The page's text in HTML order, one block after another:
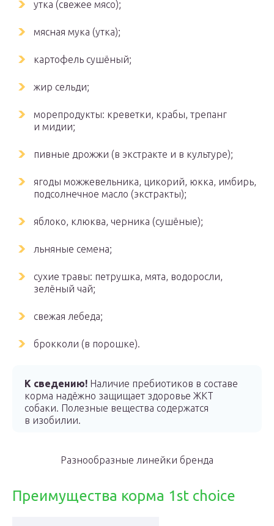
утка (свежее мясо);
мясная мука (утка);
картофель сушёный;
жир сельди;
морепродукты: креветки, крабы, трепанг
и мидии;
пивные дрожжи (в экстракте и в культуре);
ягоды можжевельника, цикорий, юкка, имбирь,
подсолнечное масло (экстракты);
яблоко, клюква, черника (сушёные);
льняные семена;
сухие травы: петрушка, мята, водоросли,
зелёный чай;
свежая лебеда;
брокколи (в порошке).
К сведению! Наличие пребиотиков в составе
корма надёжно защищает здоровье ЖКТ
собаки. Полезные вещества содержатся
в изобилии.
Разнообразные линейки бренда
Преимущества корма 1st choice